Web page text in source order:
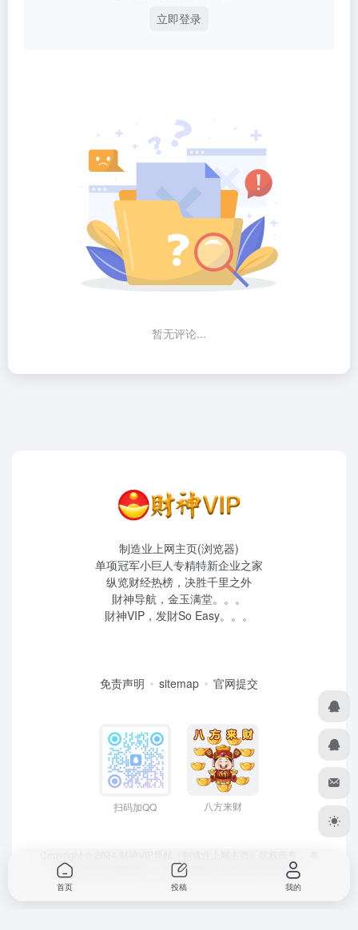
立即登录
暂无评论...
制造业上网主页(浏览器)
单项冠军小巨人专精特新企业之家
纵览财经热榜，决胜千里之外
財神导航，金玉满堂。。。
財神VIP，发財So Easy。。。
免责声明 sitemap 官网提交
扫码加QQ 八方来财
ICP备2022039259号
、 粤公网安备44190002007732号
首页 投稿 我的